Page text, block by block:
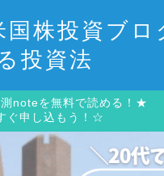
株投資ブロ
投資法
noteを無料で読める！★
ぐ申し込もう！☆